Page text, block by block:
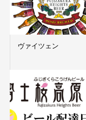
ヴァイツェン